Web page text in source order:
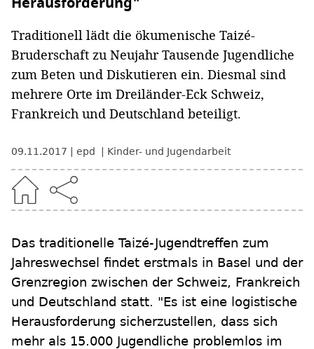
Traditionell lädt die ökumenische Taizé-
Bruderschaft zu Neujahr Tausende Jugendliche
zum Beten und Diskutieren ein. Diesmal sind
mehrere Orte im Dreiländer-Eck Schweiz,
Frankreich und Deutschland beteiligt.
09.11.2017 epd Kinder- und Jugendarbeit
Das traditionelle Taizé-Jugendtreffen zum
Jahreswechsel findet erstmals in Basel und der
Grenzregion zwischen der Schweiz, Frankreich
und Deutschland statt. "Es ist eine logistische
Herausforderung sicherzustellen, dass sich
mehr als 15.000 Jugendliche problemlos im